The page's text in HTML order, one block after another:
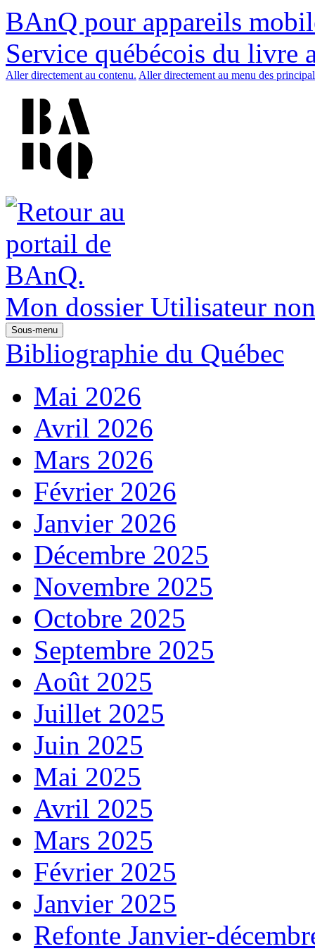
BAnQ pour appareils
Service québécois du livre
Aller directement au contenu. Aller directement au menu des
Mon dossier Utilisateur
Sous-menu
Bibliographie du Québec
Mai 2026
Avril 2026
Mars 2026
Février 2026
Janvier 2026
Décembre 2025
Novembre 2025
Octobre 2025
Septembre 2025
Août 2025
Juillet 2025
Juin 2025
Mai 2025
Avril 2025
Mars 2025
Février 2025
Janvier 2025
Refonte Janvier-